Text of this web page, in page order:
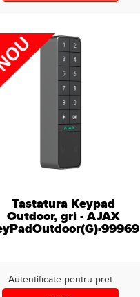
Tastatura Keypad
Outdoor, gri - AJAX
99969
Autentificate pentru pret